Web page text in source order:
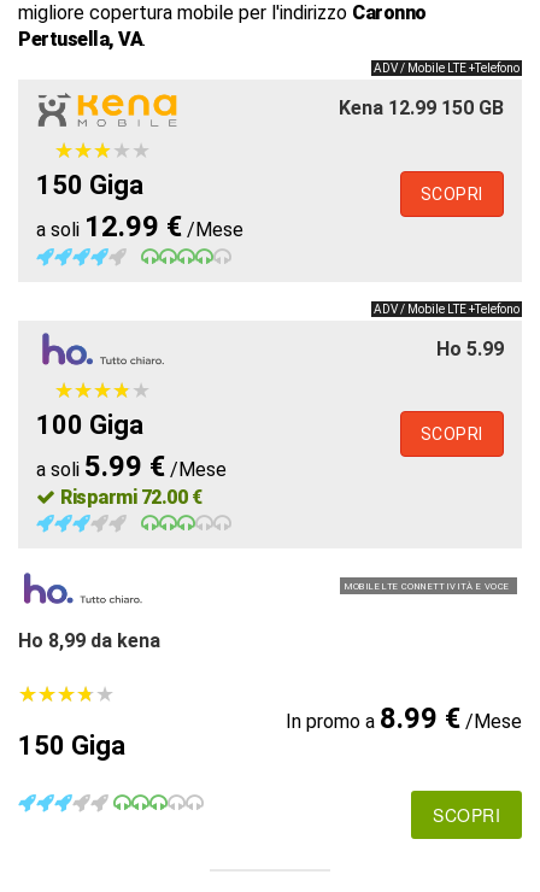
migliore copertura mobile per l'indirizzo Caronno
Pertusella, VA.
ADV / Mobile LTE +Telefono
Kena 12.99 150 GB
★★★★★
★★★★★
150 Giga
a soli 12.99 € /Mese
SCOPRI
ADV / Mobile LTE +Telefono
Ho 5.99
★★★★★
★★★★★
100 Giga
a soli 5.99 € /Mese
Risparmi 72.00 €
SCOPRI
MOBILE LTE CONNETTIVITÀ E VOCE
Ho 8,99 da kena
★★★★★
★★★★★
150 Giga
In promo a 8.99 €/Mese
SCOPRI